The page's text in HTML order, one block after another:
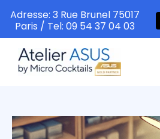
contenu
Adresse: 3 Rue Brunel 75017
Paris / Tel: 09 54 37 04 03